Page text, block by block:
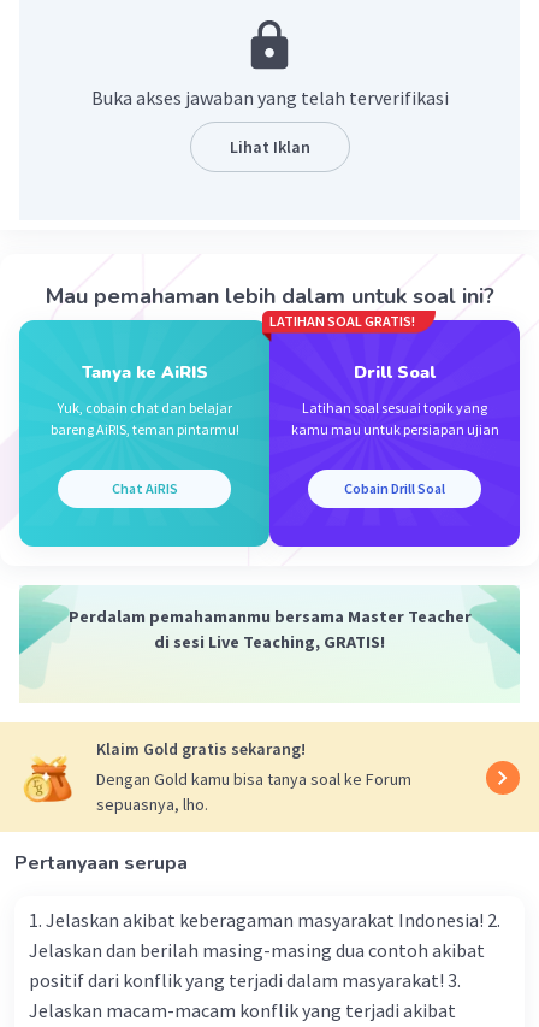
yang bergerak per satuan waktu adalah kuat
arus, sehingga medan magnet juga dapat
ditimbulkan oleh : konduktor yang dialiri arus
listrik searah.
0.0(0) Balas
Buka akses jawaban yang telah terverifikasi
Lihat Iklan
Mau pemahaman lebih dalam untuk soal ini?
Tanya ke AiRIS
Yuk, cobain chat dan belajar
bareng AiRIS, teman pintarmu!
Chat AiRIS
LATIHAN SOAL GRATIS!
Drill Soal
Latihan soal sesuai topik yang
kamu mau untuk persiapan ujian
Cobain Drill Soal
Perdalam pemahamanmu bersama Master Teacher
di sesi Live Teaching, GRATIS!
Klaim Gold gratis sekarang!
Dengan Gold kamu bisa tanya soal ke Forum
sepuasnya, lho.
Pertanyaan serupa
1. Jelaskan akibat keberagaman masyarakat Indonesia! 2.
Jelaskan dan berilah masing-masing dua contoh akibat
positif dari konflik yang terjadi dalam masyarakat! 3.
Jelaskan macam-macam konflik yang terjadi akibat